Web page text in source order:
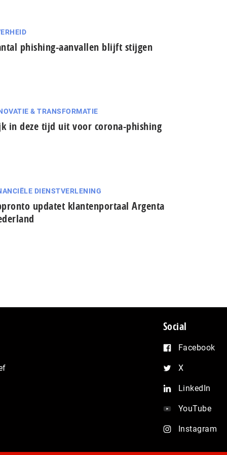
phishing-aanvallen blijft stijgen
& TRANSFORMATIE
in deze tijd uit voor corona-phishing
DIENSTVERLENING
updatet klantenportaal Argenta
Social
Facebook
X
LinkedIn
YouTube
Instagram